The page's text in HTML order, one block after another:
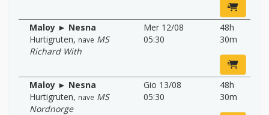
Maloy ► Nesna
Hurtigruten, nave MS
Richard With
Mer 12/08
05:30
48h
30m
Maloy ► Nesna
Hurtigruten, nave MS
Nordnorge
Gio 13/08
05:30
48h
30m